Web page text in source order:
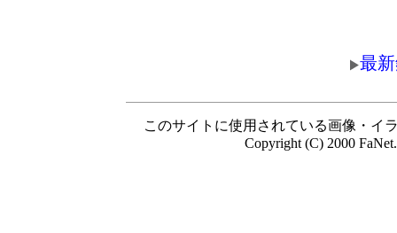
最
このサイトに使用されている画像・イ
Copyright (C) 2000